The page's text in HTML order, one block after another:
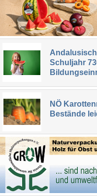
Schuljahr
NÖ
Bestände